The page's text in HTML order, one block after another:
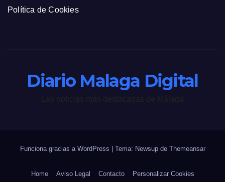
Política de Cookies
Diario Malaga Digital
Funciona gracias a WordPress Tema: Newsup de Themeansar
Home Aviso Legal Contacto Personalizar Cookies